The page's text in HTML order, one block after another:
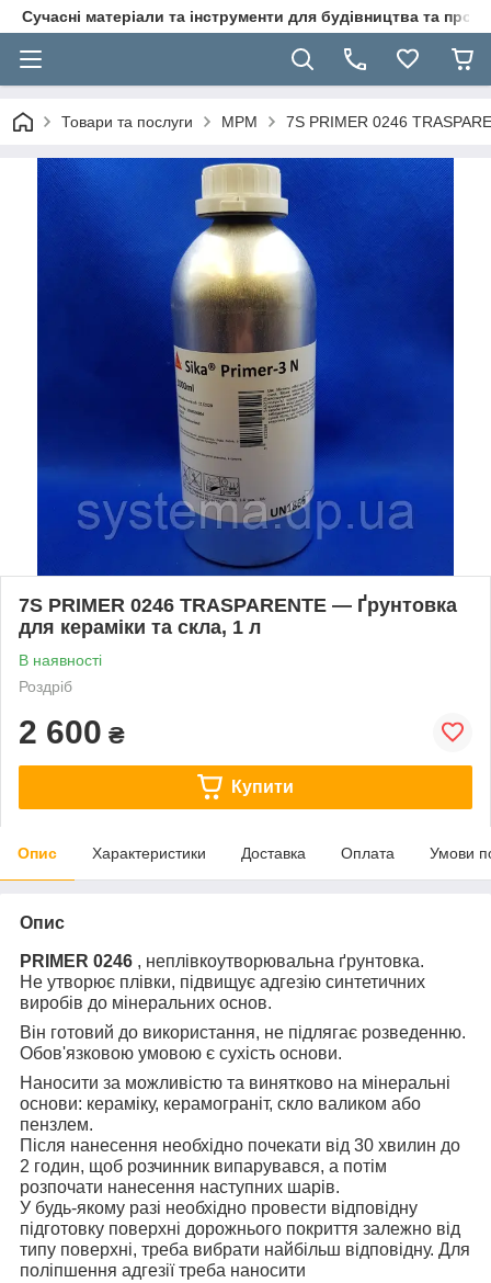
Сучасні матеріали та інструменти для будівництва та
Товари та послуги MPM 7S PRIMER 0246
7S PRIMER 0246 TRASPARENTE — Ґрунтовка
для кераміки та скла, 1 л
В наявності
Роздріб
2 600 ₴
Купити
Опис Характеристики Доставка Оплата Умови
Опис
PRIMER 0246 , неплівкоутворювальна ґрунтовка.
Не утворює плівки, підвищує адгезію синтетичних
виробів до мінеральних основ.
Він готовий до використання, не підлягає розведенню.
Обов'язковою умовою є сухість основи.
Наносити за можливістю та винятково на мінеральні
основи: кераміку, керамограніт, скло валиком або
пензлем.
Після нанесення необхідно почекати від 30 хвилин до
2 годин, щоб розчинник випарувався, а потім
розпочати нанесення наступних шарів.
У будь-якому разі необхідно провести відповідну
підготовку поверхні дорожнього покриття залежно від
типу поверхні, треба вибрати найбільш відповідну. Для
поліпшення адгезії треба наносити